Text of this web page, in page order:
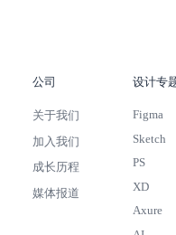
公司
关于我们
加入我们
成长历程
媒体报道
设计专
Figma
Sketch
PS
XD
Axure